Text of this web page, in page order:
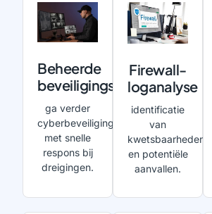
Beheerde
beveiligingsdiensten
ga verder
cyberbeveiliging
met snelle
respons bij
dreigingen.
Firewall-
loganalyse
identificatie
van
kwetsbaarheden
en potentiële
aanvallen.